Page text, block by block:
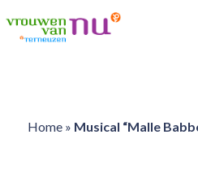
Home» Musical “Malle